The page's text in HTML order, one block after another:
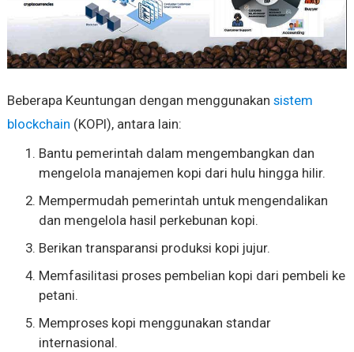
Beberapa Keuntungan dengan menggunakan sistem
blockchain (KOPI), antara lain:
Bantu pemerintah dalam mengembangkan dan
mengelola manajemen kopi dari hulu hingga hilir.
Mempermudah pemerintah untuk mengendalikan
dan mengelola hasil perkebunan kopi.
Berikan transparansi produksi kopi jujur.
Memfasilitasi proses pembelian kopi dari pembeli ke
petani.
Memproses kopi menggunakan standar
internasional.